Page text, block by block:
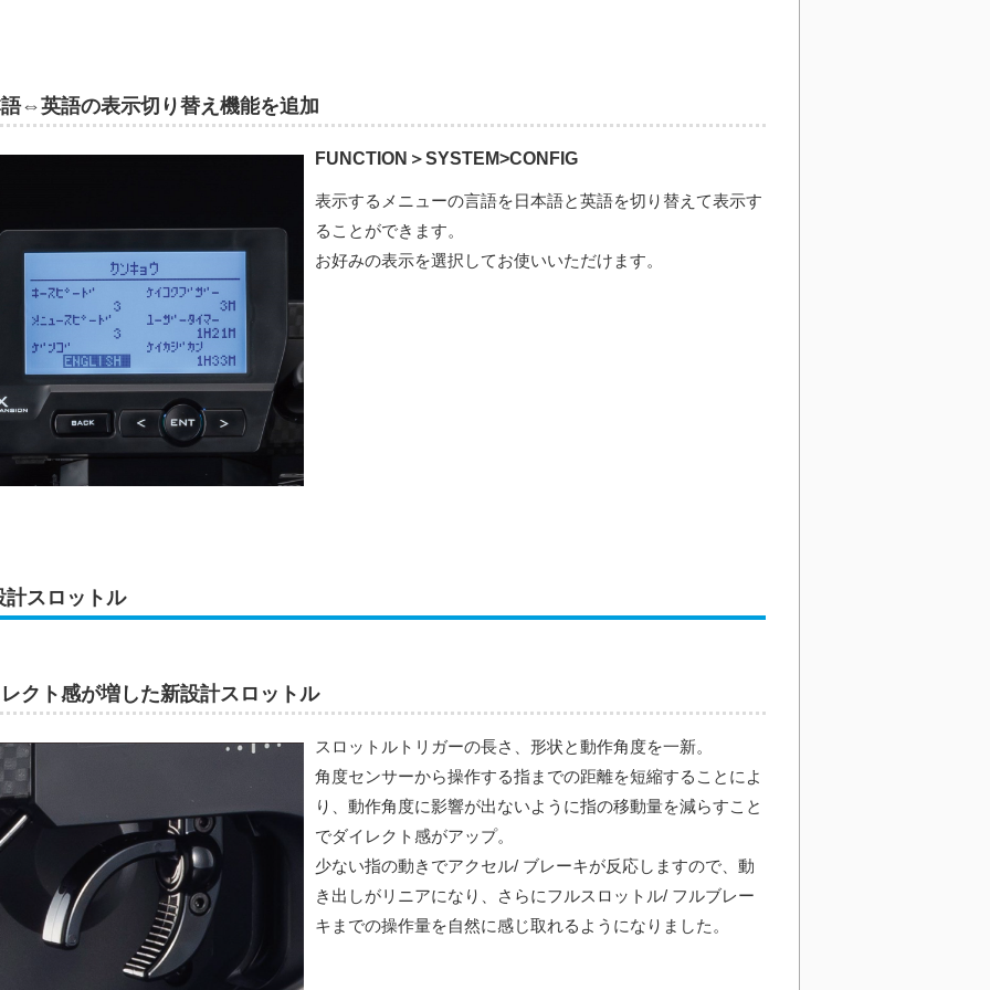
⇔英語の表示切り替え機能を追加
FUNCTION＞SYSTEM>CONFIG
表示するメニューの言語を日本語と英語を切り替えて表示す
ることができます。
お好みの表示を選択してお使いいただけます。
計スロットル
クト感が増した新設計スロットル
スロットルトリガーの長さ、形状と動作角度を一新。
角度センサーから操作する指までの距離を短縮することによ
り、動作角度に影響が出ないように指の移動量を減らすこと
でダイレクト感がアップ。
少ない指の動きでアクセル/ ブレーキが反応しますので、動
き出しがリニアになり、さらにフルスロットル/ フルブレー
キまでの操作量を自然に感じ取れるようになりました。